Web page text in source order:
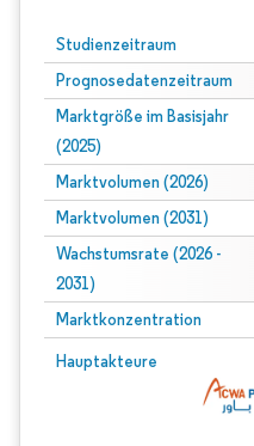
Studienzeitraum
Prognosedatenzeitraum
Marktgröße im Basisjahr
(2025)
Marktvolumen (2026)
Marktvolumen (2031)
Wachstumsrate (2026 -
2031)
Marktkonzentration
Hauptakteure
Bild © Mordor Intelligence.